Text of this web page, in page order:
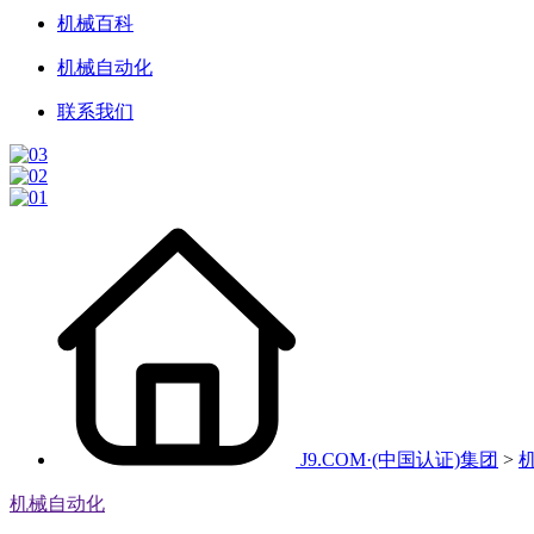
机械百科
机械自动化
联系我们
J9.COM·(中国认证)集团 >
机械自动化